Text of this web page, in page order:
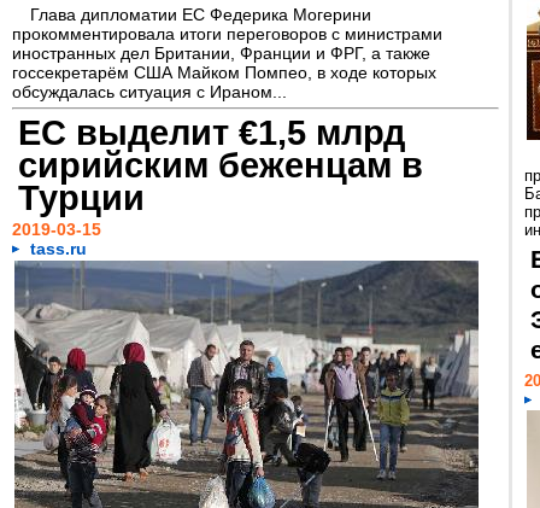
Глава дипломатии ЕС Федерика Могерини
прокомментировала итоги переговоров с министрами
иностранных дел Британии, Франции и ФРГ, а также
госсекретарём США Майком Помпео, в ходе которых
обсуждалась ситуация с Ираном...
ЕС выделит €1,5 млрд
сирийским беженцам в
Турции
2019-03-15
tass.ru